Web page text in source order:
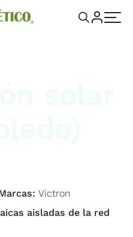
Victron
aisladas de la red